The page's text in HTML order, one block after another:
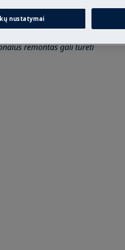
remontas gali turėti
nustatymai